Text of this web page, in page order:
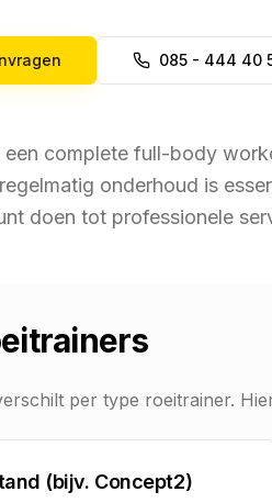
085 - 444 40
een complete full-body
onderhoud is
doen tot professionele
per type roeitrainer.
(bijv. Concept2)